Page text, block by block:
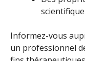
scientifique
Informez-vous
un professionnel